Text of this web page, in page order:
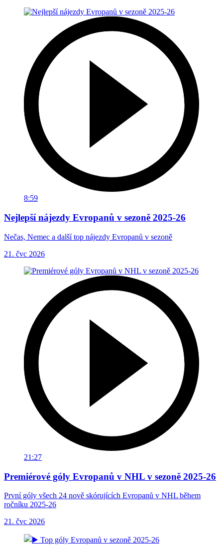
8:59
Nejlepší nájezdy Evropanů v sezoně 2025-26
Nečas, Nemec a další top nájezdy Evropanů v sezoně
21. čvc 2026
21:27
Premiérové góly Evropanů v NHL v sezoně 2025-26
První góly všech 24 nově skórujících Evropanů v NHL během
ročníku 2025-26
21. čvc 2026